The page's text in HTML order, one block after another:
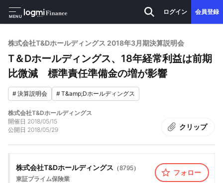
MENU
ログイン 会員登録
株式会社T&Dホールディングス 2018年3月期決算説明会
T＆Dホールディングス、18年経常利益は前期
比微減 標準責任準備金の増が影響
#決算説明会 #T&amp;Dホールディングス
株式会社T&Dホールディングス
開催日 2018/05/15
公開日 2018/05/29 クリップ
株式会社T&Dホールディングス （8795）
東証プライム保険業
フォロー